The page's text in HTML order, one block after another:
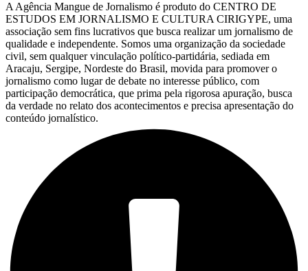
A Agência Mangue de Jornalismo é produto do CENTRO DE
ESTUDOS EM JORNALISMO E CULTURA CIRIGYPE, uma
associação sem fins lucrativos que busca realizar um jornalismo de
qualidade e independente. Somos uma organização da sociedade
civil, sem qualquer vinculação político-partidária, sediada em
Aracaju, Sergipe, Nordeste do Brasil, movida para promover o
jornalismo como lugar de debate no interesse público, com
participação democrática, que prima pela rigorosa apuração, busca
da verdade no relato dos acontecimentos e precisa apresentação do
conteúdo jornalístico.